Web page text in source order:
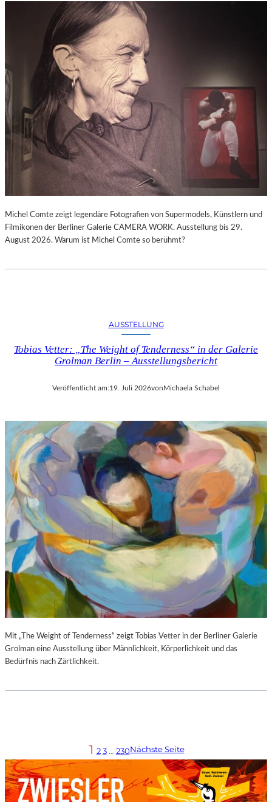
Michel Comte zeigt legendäre Fotografien von Supermodels, Künstlern und
Filmikonen der Berliner Galerie CAMERA WORK. Ausstellung bis 29.
August 2026. Warum ist Michel Comte so berühmt?
AUSSTELLUNG
Tobias Vetter: „The Weight of Tenderness“ in der Galerie
Grolman Berlin – Ausstellungsbericht
Veröffentlicht am:19. Juli 2026vonMichaela Schabel
Mit „The Weight of Tenderness“ zeigt Tobias Vetter in der Berliner Galerie
Grolman eine Ausstellung über Männlichkeit, Körperlichkeit und das
Bedürfnis nach Zärtlichkeit.
1 2 3 … 230Nächste Seite